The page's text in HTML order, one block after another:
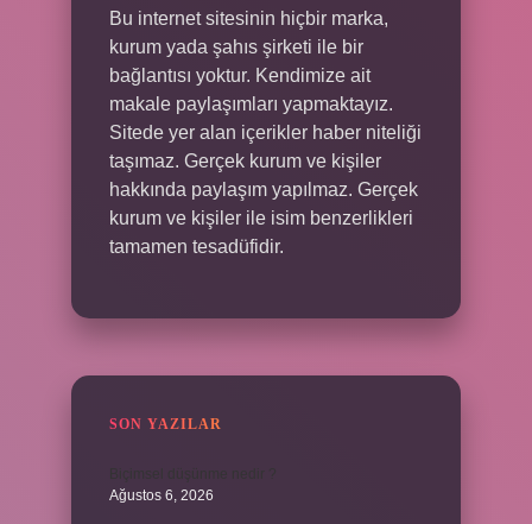
Bu internet sitesinin hiçbir marka,
kurum yada şahıs şirketi ile bir
bağlantısı yoktur. Kendimize ait
makale paylaşımları yapmaktayız.
Sitede yer alan içerikler haber niteliği
taşımaz. Gerçek kurum ve kişiler
hakkında paylaşım yapılmaz. Gerçek
kurum ve kişiler ile isim benzerlikleri
tamamen tesadüfidir.
SON YAZILAR
Ağustos 6, 2026